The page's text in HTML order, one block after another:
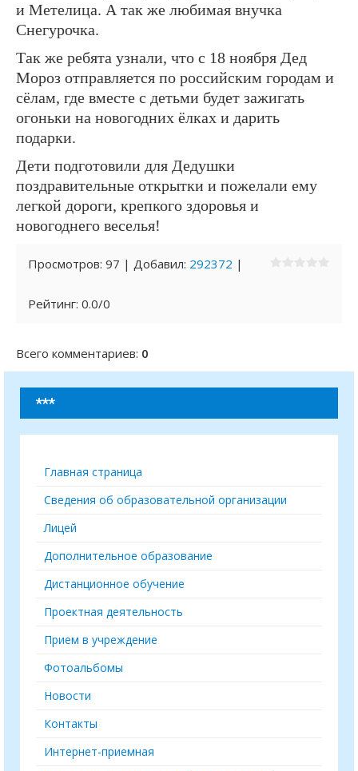
и Метелица. А так же любимая внучка
Снегурочка.
Так же ребята узнали, что с 18 ноября Дед
Мороз отправляется по российским городам и
сёлам, где вместе с детьми будет зажигать
огоньки на новогодних ёлках и дарить
подарки.
Дети подготовили для Дедушки
поздравительные открытки и пожелали ему
легкой дороги, крепкого здоровья и
новогоднего веселья!
Просмотров: 97 | Добавил: 292372 |
Рейтинг: 0.0/0
Всего комментариев: 0
***
Главная страница
Сведения об образовательной организации
Лицей
Дополнительное образование
Дистанционное обучение
Проектная деятельность
Прием в учреждение
Фотоальбомы
Новости
Контакты
Интернет-приемная